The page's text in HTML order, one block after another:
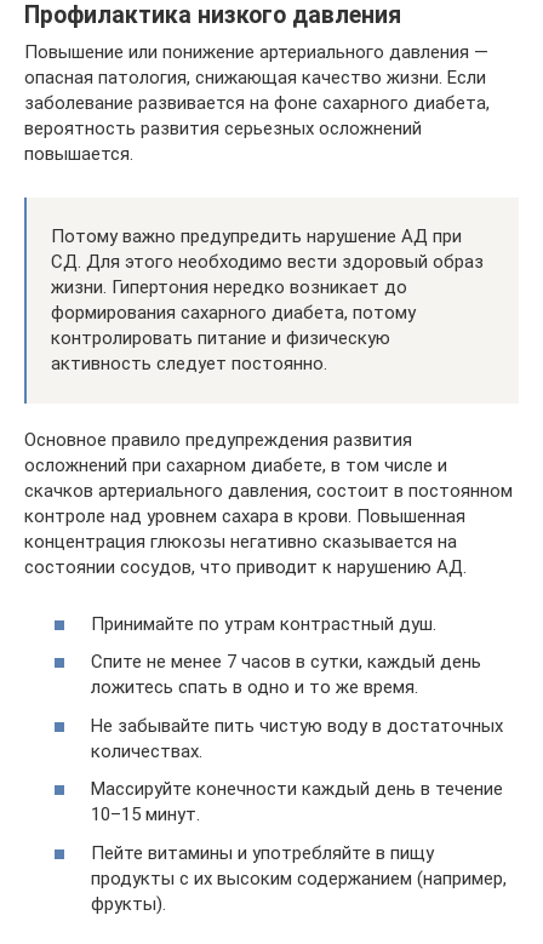
Профилактика низкого давления
Повышение или понижение артериального давления ―
опасная патология, снижающая качество жизни. Если
заболевание развивается на фоне сахарного диабета,
вероятность развития серьезных осложнений
повышается.
Потому важно предупредить нарушение АД при
СД. Для этого необходимо вести здоровый образ
жизни. Гипертония нередко возникает до
формирования сахарного диабета, потому
контролировать питание и физическую
активность следует постоянно.
Основное правило предупреждения развития
осложнений при сахарном диабете, в том числе и
скачков артериального давления, состоит в постоянном
контроле над уровнем сахара в крови. Повышенная
концентрация глюкозы негативно сказывается на
состоянии сосудов, что приводит к нарушению АД.
Принимайте по утрам контрастный душ.
Спите не менее 7 часов в сутки, каждый день
ложитесь спать в одно и то же время.
Не забывайте пить чистую воду в достаточных
количествах.
Массируйте конечности каждый день в течение
10–15 минут.
Пейте витамины и употребляйте в пищу
продукты с их высоким содержанием (например,
фрукты).